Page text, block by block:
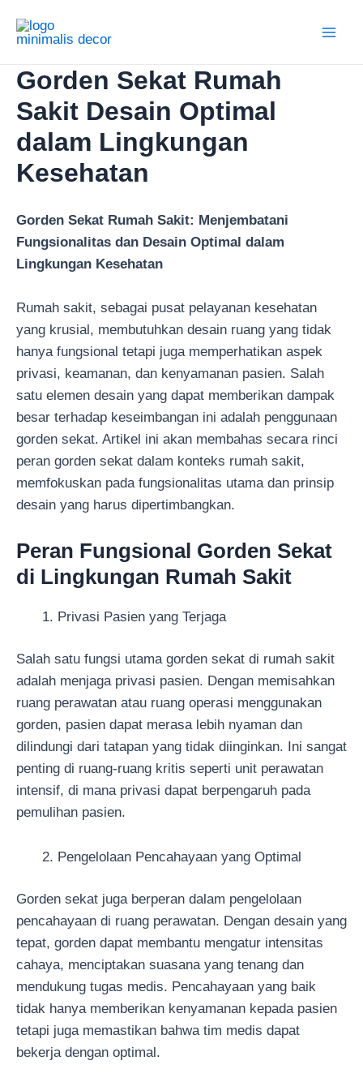
Gorden Sekat Rumah
Sakit Desain Optimal
dalam Lingkungan
Kesehatan
Gorden Sekat Rumah Sakit: Menjembatani
Fungsionalitas dan Desain Optimal dalam
Lingkungan Kesehatan
Rumah sakit, sebagai pusat pelayanan kesehatan
yang krusial, membutuhkan desain ruang yang tidak
hanya fungsional tetapi juga memperhatikan aspek
privasi, keamanan, dan kenyamanan pasien. Salah
satu elemen desain yang dapat memberikan dampak
besar terhadap keseimbangan ini adalah penggunaan
gorden sekat. Artikel ini akan membahas secara rinci
peran gorden sekat dalam konteks rumah sakit,
memfokuskan pada fungsionalitas utama dan prinsip
desain yang harus dipertimbangkan.
Peran Fungsional Gorden Sekat
di Lingkungan Rumah Sakit
Privasi Pasien yang Terjaga
Salah satu fungsi utama gorden sekat di rumah sakit
adalah menjaga privasi pasien. Dengan memisahkan
ruang perawatan atau ruang operasi menggunakan
gorden, pasien dapat merasa lebih nyaman dan
dilindungi dari tatapan yang tidak diinginkan. Ini sangat
penting di ruang-ruang kritis seperti unit perawatan
intensif, di mana privasi dapat berpengaruh pada
pemulihan pasien.
Pengelolaan Pencahayaan yang Optimal
Gorden sekat juga berperan dalam pengelolaan
pencahayaan di ruang perawatan. Dengan desain yang
tepat, gorden dapat membantu mengatur intensitas
cahaya, menciptakan suasana yang tenang dan
mendukung tugas medis. Pencahayaan yang baik
tidak hanya memberikan kenyamanan kepada pasien
tetapi juga memastikan bahwa tim medis dapat
bekerja dengan optimal.